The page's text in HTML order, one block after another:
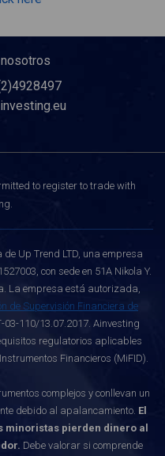
to register to trade with
Up Trend LTD, una empresa
con sede en 51A Nikola Y.
La empresa está autorizada,
de Supervisión Financiera de
03-110/13.07.2017. Ainvesting
regulatorios aplicables
Financieros (MiFID).
complejos y conllevan un
debido al apalancamiento. El
minoristas pierden dinero al
Debe valorar si comprende